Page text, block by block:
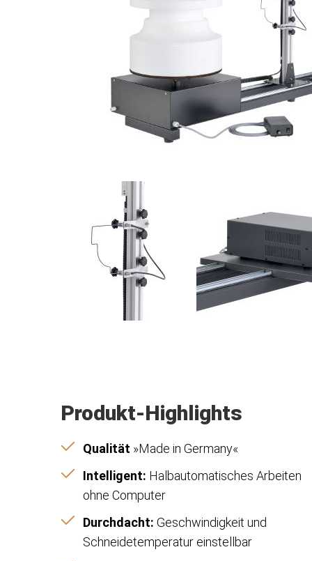
Produkt-Highlights
Qualität »Made in Germany«
Intelligent: Halbautomatisches Arbeiten
ohne Computer
Durchdacht: Geschwindigkeit und
Schneidetemperatur einstellbar